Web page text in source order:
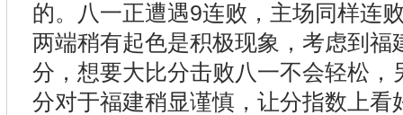
的。八一正遭遇9连败，主场同样连
两端稍有起色是积极现象，考虑到福
分，想要大比分击败八一不会轻松，
分对于福建稍显谨慎，让分指数上看